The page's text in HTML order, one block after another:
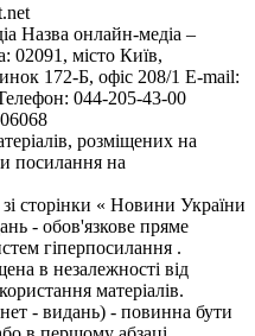
Назва онлайн-медіа –
02091, місто Київ,
172-Б, офіс 208/1 E-mail:
044-205-43-00
розміщених на
посилання на
сторінки « Новини України
- обов'язкове пряме
гіперпосилання .
в незалежності від
матеріалів.
- видань) - повинна бути